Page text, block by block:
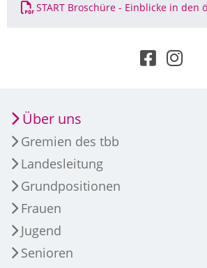
START Broschüre - Einblicke in den
Über uns
Gremien des tbb
Landesleitung
Grundpositionen
Frauen
Jugend
Senioren